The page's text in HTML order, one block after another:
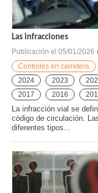
Las infracciones
Publicación el 05/01/2026
Controles en carretera
2024
2023
2017
2016
La infracción vial se
código de circulación.
diferentes tipos...